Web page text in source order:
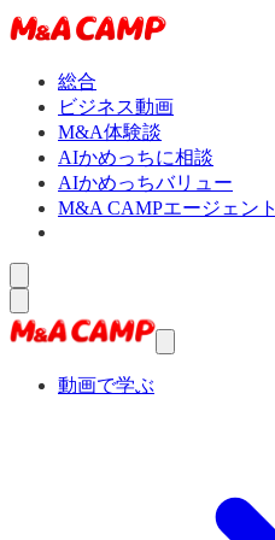
総合
ビジネス動画
M&A体験談
AIかめっちに相談
AIかめっちバリュー
M&A CAMPエージェント
動画で学ぶ